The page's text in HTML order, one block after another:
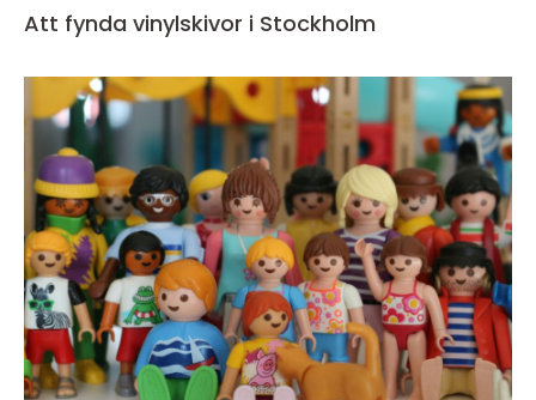
Att fynda vinylskivor i Stockholm